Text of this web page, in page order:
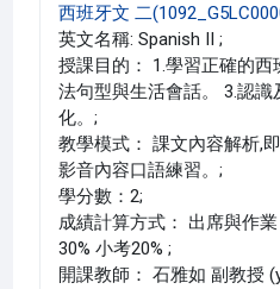
西班牙文 二
英文名稱: Spanish II ;
授課目的： 1.學習正確的
法句型與生活會話。 3.認
化。;
教學模式： 課文內容解析,
影音內容口語練習。;
學分數：2;
成績計算方式： 出席與作
30% 小考20% ;
開課教師： 石雅如 副教授